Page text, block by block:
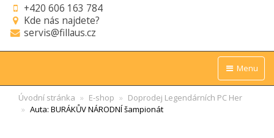
+420 606 163 784
Kde nás najdete?
servis@fillaus.cz
Menu
Úvodní stránka E-shop
Doprodej Legendárních PC Her
Auta: BURÁKŮV NÁRODNÍ šampionát